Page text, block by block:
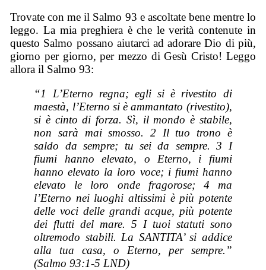
Trovate con me il Salmo 93 e ascoltate bene mentre lo
leggo. La mia preghiera è che le verità contenute in
questo Salmo possano aiutarci ad adorare Dio di più,
giorno per giorno, per mezzo di Gesù Cristo! Leggo
allora il Salmo 93:
“1 L’Eterno regna; egli si è rivestito di
maestà, l’Eterno si è ammantato (rivestito),
si è cinto di forza. Sì, il mondo è stabile,
non sarà mai smosso. 2 Il tuo trono è
saldo da sempre; tu sei da sempre. 3 I
fiumi hanno elevato, o Eterno, i fiumi
hanno elevato la loro voce; i fiumi hanno
elevato le loro onde fragorose; 4 ma
l’Eterno nei luoghi altissimi è più potente
delle voci delle grandi acque, più potente
dei flutti del mare. 5 I tuoi statuti sono
oltremodo stabili. La SANTITA’ si addice
alla tua casa, o Eterno, per sempre.”
(Salmo 93:1-5 LND)